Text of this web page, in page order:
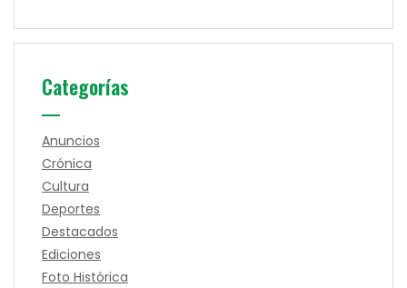
Categorías
Anuncios
Crónica
Cultura
Deportes
Destacados
Ediciones
Foto Histórica